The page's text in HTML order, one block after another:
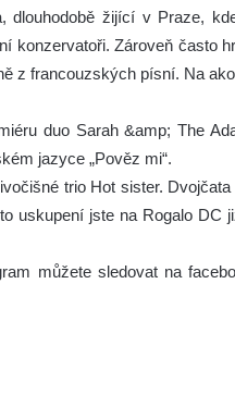
dlouhodobě žijící v Praze,
konzervatoři. Zároveň často
z francouzských písní. Na
duo Sarah &amp; The
jazyce „Pověz mi“.
trio Hot sister.
uskupení jste na Rogalo DC
můžete sledovat na